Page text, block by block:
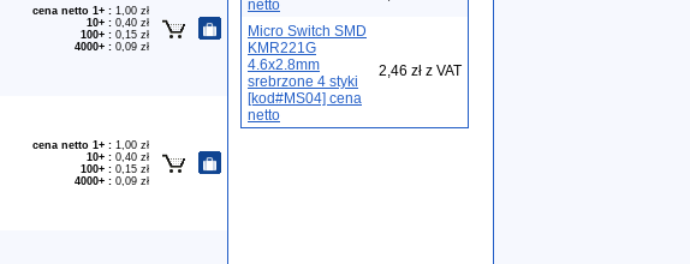
cena netto 1+ : 1,00 zł
10+ : 0,40 zł
100+ : 0,15 zł
4000+ : 0,09 zł
cena netto 1+ : 1,00 zł
10+ : 0,40 zł
100+ : 0,15 zł
4000+ : 0,09 zł
netto
Micro Switch SMD
KMR221G
4.6x2.8mm
srebrzone 4 styki
[kod#MS04] cena
netto
2,46 zł z VAT